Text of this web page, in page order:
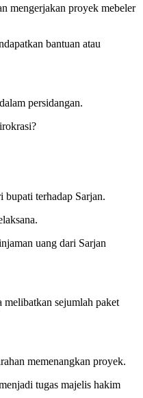
mengerjakan proyek mebeler
bantuan atau
persidangan.
bupati terhadap Sarjan.
uang dari Sarjan
sejumlah paket
memenangkan proyek.
tugas majelis hakim